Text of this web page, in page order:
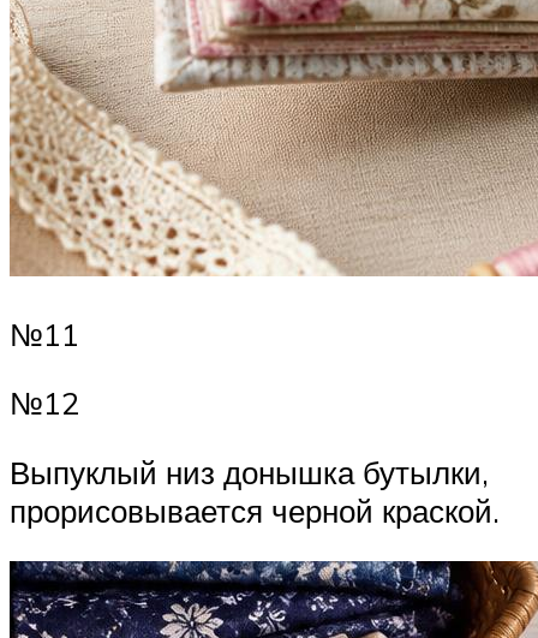
№11
№12
Выпуклый низ донышка бутылки,
прорисовывается черной краской.